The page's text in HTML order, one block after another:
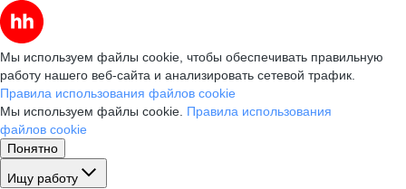
Мы используем файлы cookie, чтобы обеспечивать правильную
работу нашего веб-сайта и анализировать сетевой трафик.
Правила использования файлов cookie
Мы используем файлы cookie. Правила использования
файлов cookie
Понятно
Ищу работу